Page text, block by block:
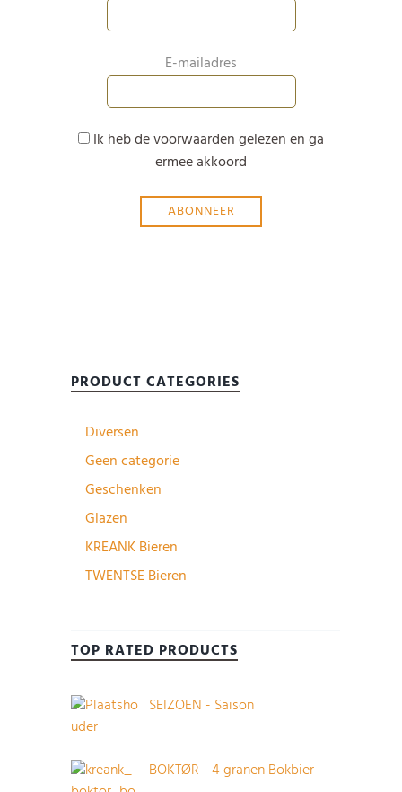
E-mailadres
Ik heb de voorwaarden gelezen en ga
ermee akkoord
PRODUCT CATEGORIES
Diversen
Geen categorie
Geschenken
Glazen
KREANK Bieren
TWENTSE Bieren
TOP RATED PRODUCTS
SEIZOEN - Saison
BOKTØR - 4 granen Bokbier